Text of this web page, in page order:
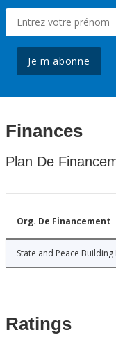
Je m'abonne
Finances
Plan De
Org. De Financement
State and Peace Building
Ratings